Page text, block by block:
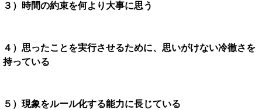
３）時間の約束を何より大事に思う
４）思ったことを実行させるために、思いがけない冷徹さを
持っている
５）現象をルール化する能力に長じている